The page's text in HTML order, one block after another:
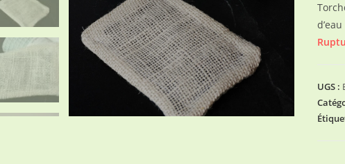
d’eau
UGS :